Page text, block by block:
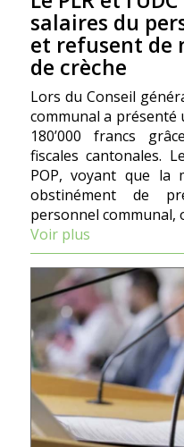
salaires du
et refusent de
de crèche
Lors du Conseil
communal a présenté
180’000 francs
fiscales cantonales.
POP, voyant que la
obstinément de
personnel communal,
Voir plus